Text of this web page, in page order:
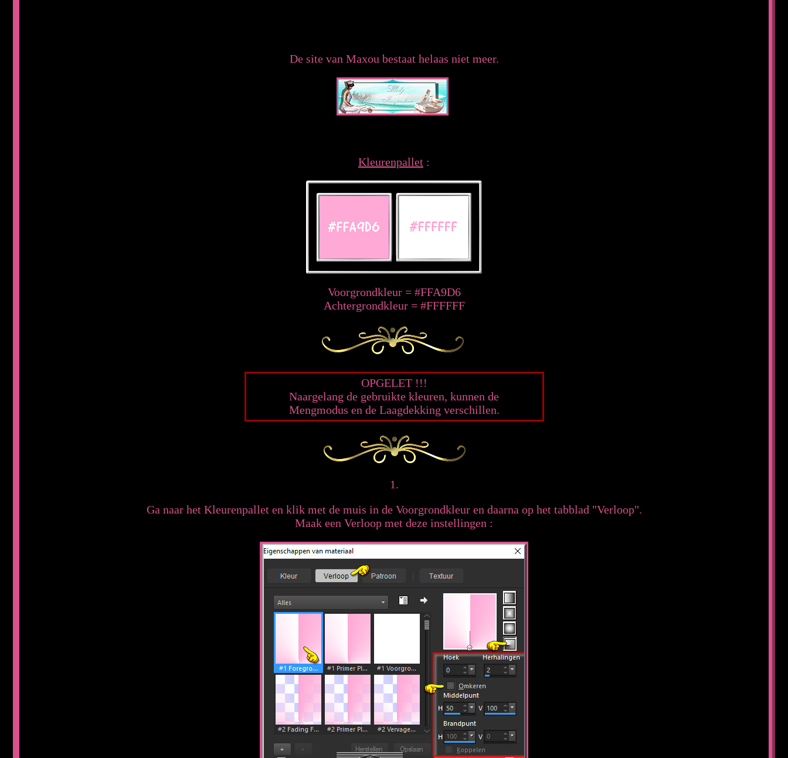
De site van Maxou bestaat helaas niet meer.
Kleurenpallet :
Voorgrondkleur = #FFA9D6
Achtergrondkleur = #FFFFFF
OPGELET !!!
Naargelang de gebruikte kleuren, kunnen de
Mengmodus en de Laagdekking verschillen.
1.
Ga naar het Kleurenpallet en klik met de muis in de Voorgrondkleur en daarna op het tabblad "Verloop".
Maak een Verloop met deze instellingen :